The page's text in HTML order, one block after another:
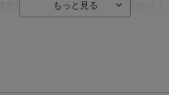
定】条件達成で100万ポイント山分け！